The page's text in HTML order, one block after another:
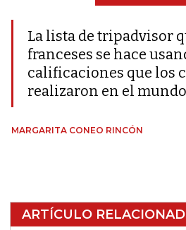
La lista de tripadvisor
franceses se hace
calificaciones que los
realizaron en el mundo
MARGARITA CONEO RINCÓN
ARTÍCULO